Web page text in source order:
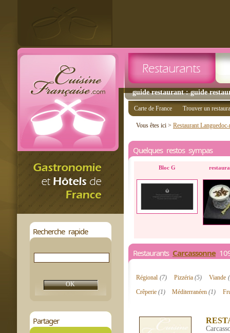
guide restaurant : guide
Recherche rapide
Partager
Carte de France Trouver un
Vous êtes ici > Restaurant
Quelques restos sympas
Bloc G
Restaurants Carcassonne
Régional (7) Pizzéria(5) Viande
Crêperie (1) Méditerranéen(1)